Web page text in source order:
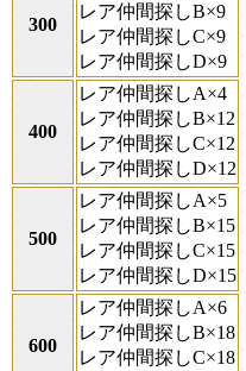
300
レア仲間探しB×9
レア仲間探しC×9
レア仲間探しD×9
400
レア仲間探しA×4
レア仲間探しB×12
レア仲間探しC×12
レア仲間探しD×12
500
レア仲間探しA×5
レア仲間探しB×15
レア仲間探しC×15
レア仲間探しD×15
600
レア仲間探しA×6
レア仲間探しB×18
レア仲間探しC×18